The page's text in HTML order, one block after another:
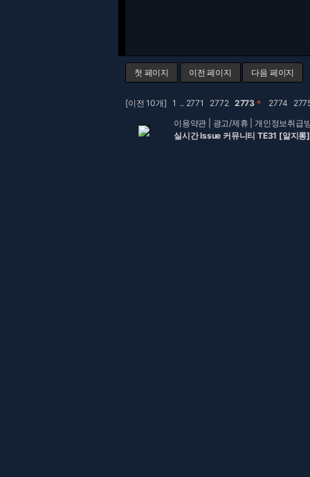
첫 페이지 이전 페이지 다음 페이지
[이전 10개] 1 ..2771 2772 2773 ＊ 2774
이용약관
광고/제휴 |개인정보취급
실시간 Issue 커뮤니티 TE31 [알지